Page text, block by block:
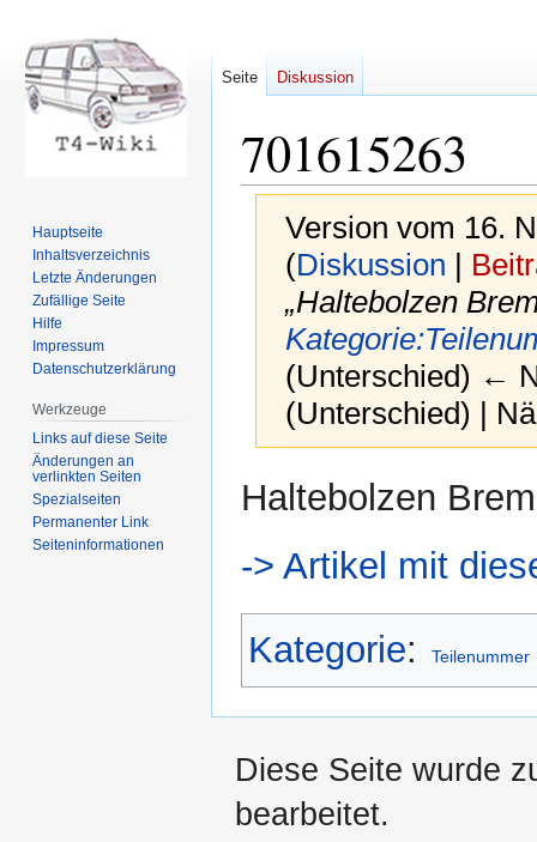
701615263
Version vom 16.
(Diskussion |
„Haltebolzen
(Unterschied) ←
(Unterschied) |
Navigation
Suche
Haltebolzen
-> Artikel mit
Kategorie: Teilenummer
Seite Diskussion
Hauptseite
Inhaltsverzeichnis
Letzte Änderungen
Zufällige Seite
Hilfe
Impressum
Datenschutzerklärung
Werkzeuge
Links auf diese Seite
Änderungen an
verlinkten Seiten
Spezialseiten
Permanenter Link
Seiten­informationen
Diese Seite wurde
bearbeitet.